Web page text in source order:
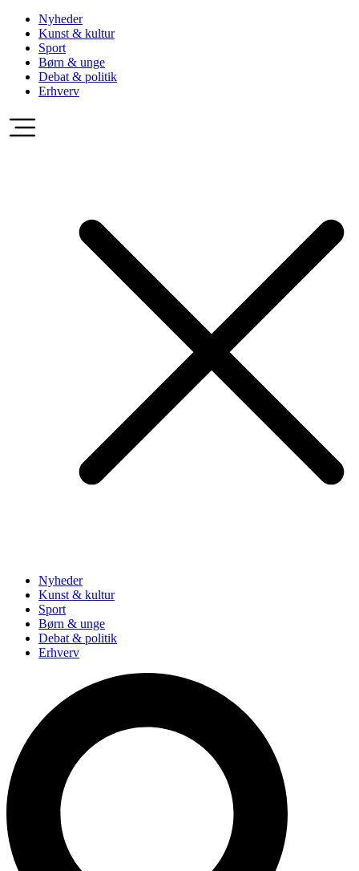
Nyheder
Kunst & kultur
Sport
Børn & unge
Debat & politik
Erhverv
Nyheder
Kunst & kultur
Sport
Børn & unge
Debat & politik
Erhverv